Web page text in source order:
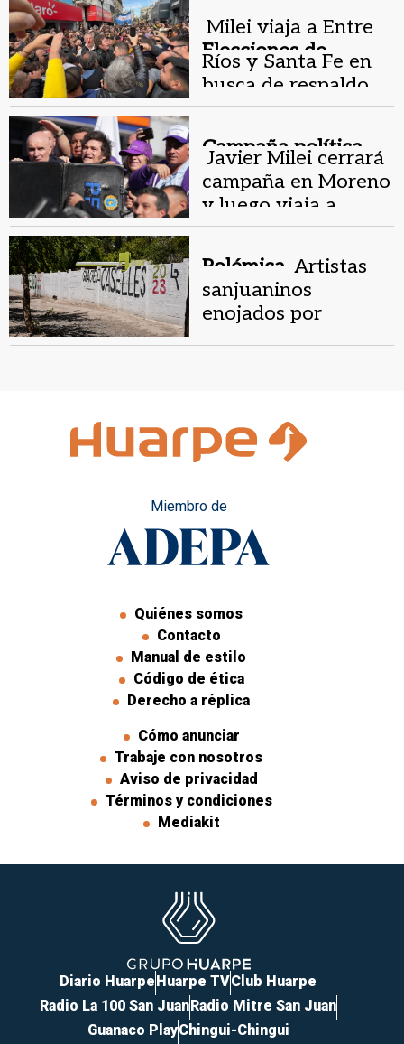
Elecciones de
octubre.
Milei viaja a Entre
Ríos y Santa Fe en
busca de respaldo
político
Campaña política.
Javier Milei cerrará
campaña en Moreno
y luego viaja a
Estados Unidos
Polémica. Artistas
sanjuaninos
enojados por
Miembro de
Quiénes somos
Contacto
Manual de estilo
Código de ética
Derecho a réplica
Cómo anunciar
Trabaje con nosotros
Aviso de privacidad
Términos y condiciones
Mediakit
Diario HuarpeHuarpe TVClub Huarpe
Radio La 100 San JuanRadio Mitre San Juan
Guanaco PlayChingui-Chingui